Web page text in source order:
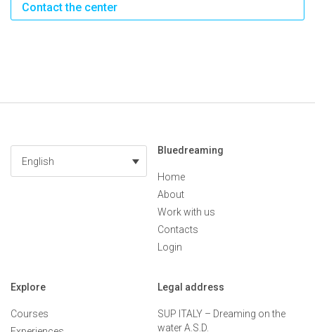
Contact the center
English
Bluedreaming
Home
About
Work with us
Contacts
Login
Explore
Courses
Legal address
SUP ITALY – Dreaming on the
water A.S.D.